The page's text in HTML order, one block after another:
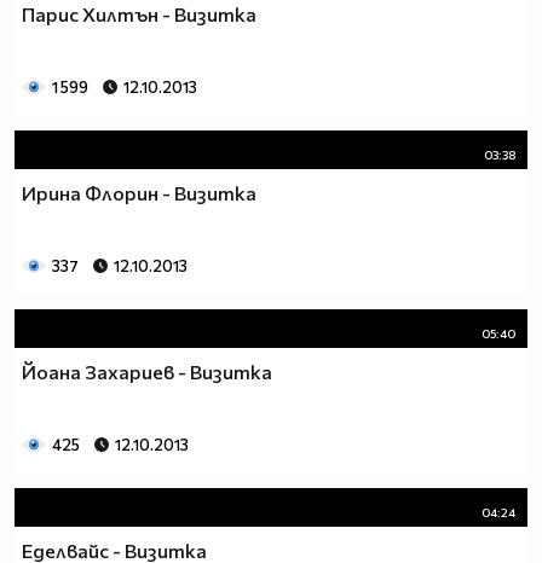
Парис Хилтън - Визитка
1 599 12.10.2013
03:38
Ирина Флорин - Визитка
337 12.10.2013
05:40
Йоана Захариев - Визитка
425 12.10.2013
04:24
Еделвайс - Визитка